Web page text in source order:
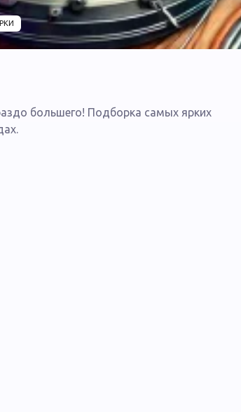
большего! Подборка самых ярких